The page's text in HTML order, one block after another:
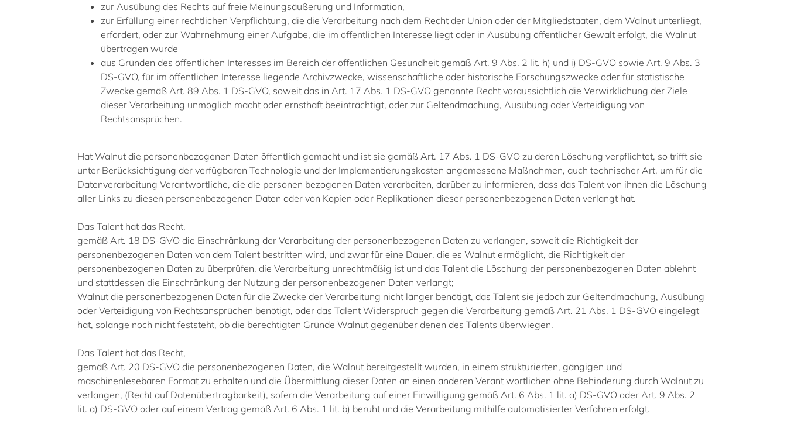
zur Ausübung des Rechts auf freie Meinungsäußerung und Information,
zur Erfüllung einer rechtlichen Verpflichtung, die die Verarbeitung nach dem Recht der Union oder der Mitgliedstaaten, dem Walnut unterliegt,
erfordert, oder zur Wahrnehmung einer Aufgabe, die im öffentlichen Interesse liegt oder in Ausübung öffentlicher Gewalt erfolgt, die Walnut
übertragen wurde
aus Gründen des öffentlichen Interesses im Bereich der öffentlichen Gesundheit gemäß Art. 9 Abs. 2 lit. h) und i) DS-GVO sowie Art. 9 Abs. 3
DS-GVO, für im öffentlichen Interesse liegende Archivzwecke, wissenschaftliche oder historische Forschungszwecke oder für statistische
Zwecke gemäß Art. 89 Abs. 1 DS-GVO, soweit das in Art. 17 Abs. 1 DS-GVO genannte Recht voraussichtlich die Verwirklichung der Ziele
dieser Verarbeitung unmöglich macht oder ernsthaft beeinträchtigt, oder zur Geltendmachung, Ausübung oder Verteidigung von
Rechtsansprüchen.
Hat Walnut die personenbezogenen Daten öffentlich gemacht und ist sie gemäß Art. 17 Abs. 1 DS-GVO zu deren Löschung verpflichtet, so trifft sie
unter Berücksichtigung der verfügbaren Technologie und der Implementierungskosten angemessene Maßnahmen, auch technischer Art, um für die
Datenverarbeitung Verantwortliche, die die personen bezogenen Daten verarbeiten, darüber zu informieren, dass das Talent von ihnen die Löschung
aller Links zu diesen personenbezogenen Daten oder von Kopien oder Replikationen dieser personenbezogenen Daten verlangt hat.
Das Talent hat das Recht,
gemäß Art. 18 DS-GVO die Einschränkung der Verarbeitung der personenbezogenen Daten zu verlangen, soweit die Richtigkeit der
personenbezogenen Daten von dem Talent bestritten wird, und zwar für eine Dauer, die es Walnut ermöglicht, die Richtigkeit der
personenbezogenen Daten zu überprüfen, die Verarbeitung unrechtmäßig ist und das Talent die Löschung der personenbezogenen Daten ablehnt
und stattdessen die Einschränkung der Nutzung der personenbezogenen Daten verlangt;
Walnut die personenbezogenen Daten für die Zwecke der Verarbeitung nicht länger benötigt, das Talent sie jedoch zur Geltendmachung, Ausübung
oder Verteidigung von Rechtsansprüchen benötigt, oder das Talent Widerspruch gegen die Verarbeitung gemäß Art. 21 Abs. 1 DS-GVO eingelegt
hat, solange noch nicht feststeht, ob die berechtigten Gründe Walnut gegenüber denen des Talents überwiegen.
Das Talent hat das Recht,
gemäß Art. 20 DS-GVO die personenbezogenen Daten, die Walnut bereitgestellt wurden, in einem strukturierten, gängigen und
maschinenlesebaren Format zu erhalten und die Übermittlung dieser Daten an einen anderen Verant wortlichen ohne Behinderung durch Walnut zu
verlangen, (Recht auf Datenübertragbarkeit), sofern die Verarbeitung auf einer Einwilligung gemäß Art. 6 Abs. 1 lit. a) DS-GVO oder Art. 9 Abs. 2
lit. a) DS-GVO oder auf einem Vertrag gemäß Art. 6 Abs. 1 lit. b) beruht und die Verarbeitung mithilfe automatisierter Verfahren erfolgt.